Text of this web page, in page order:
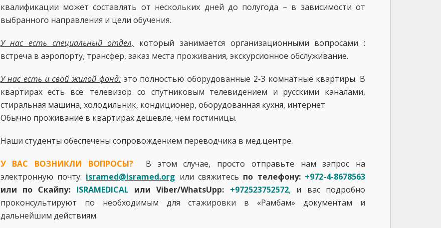
квалификации может составлять от нескольких дней до полугода – в зависимости от
выбранного направления и цели обучения.
У нас есть специальный отдел, который занимается организационными вопросами :
встреча в аэропорту, трансфер, заказ места проживания, экскурсионное обслуживание.
У нас есть и свой жилой фонд:это полностью оборудованные 2-3 комнатные квартиры. В
квартирах есть все: телевизор со спутниковым телевидением и русскими каналами,
стиральная машина, холодильник, кондиционер, оборудованная кухня, интернет
Обычно проживание в квартирах дешевле, чем гостиницы.
Наши студенты обеспечены сопровождением переводчика в мед.центре.
У ВАС ВОЗНИКЛИ ВОПРОСЫ?
В этом случае, просто отправьте нам запрос на
электронную почту: isramed@isramed.org или свяжитесь по телефону: +972-4-8678563
или по Скайпу: ISRAMEDICAL или Viber/WhatsUpp: +972523752572, и вас подробно
проконсультируют по необходимым для стажировки в «Рамбам» документам и
дальнейшим действиям.